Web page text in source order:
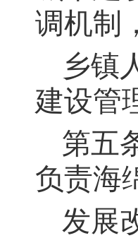
调机制
乡镇
建设管
第五
负责海
发展